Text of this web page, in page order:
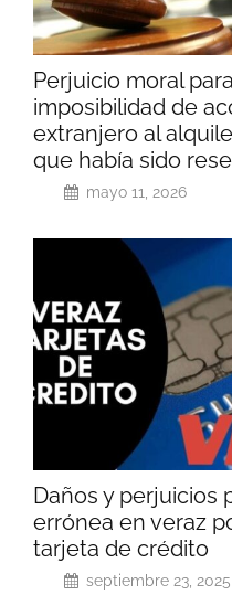
Perjuicio moral
imposibilidad de
extranjero al
que había sido
mayo 11, 2026
Daños y perjuicios
errónea en veraz
tarjeta de crédito
septiembre 23, 2025